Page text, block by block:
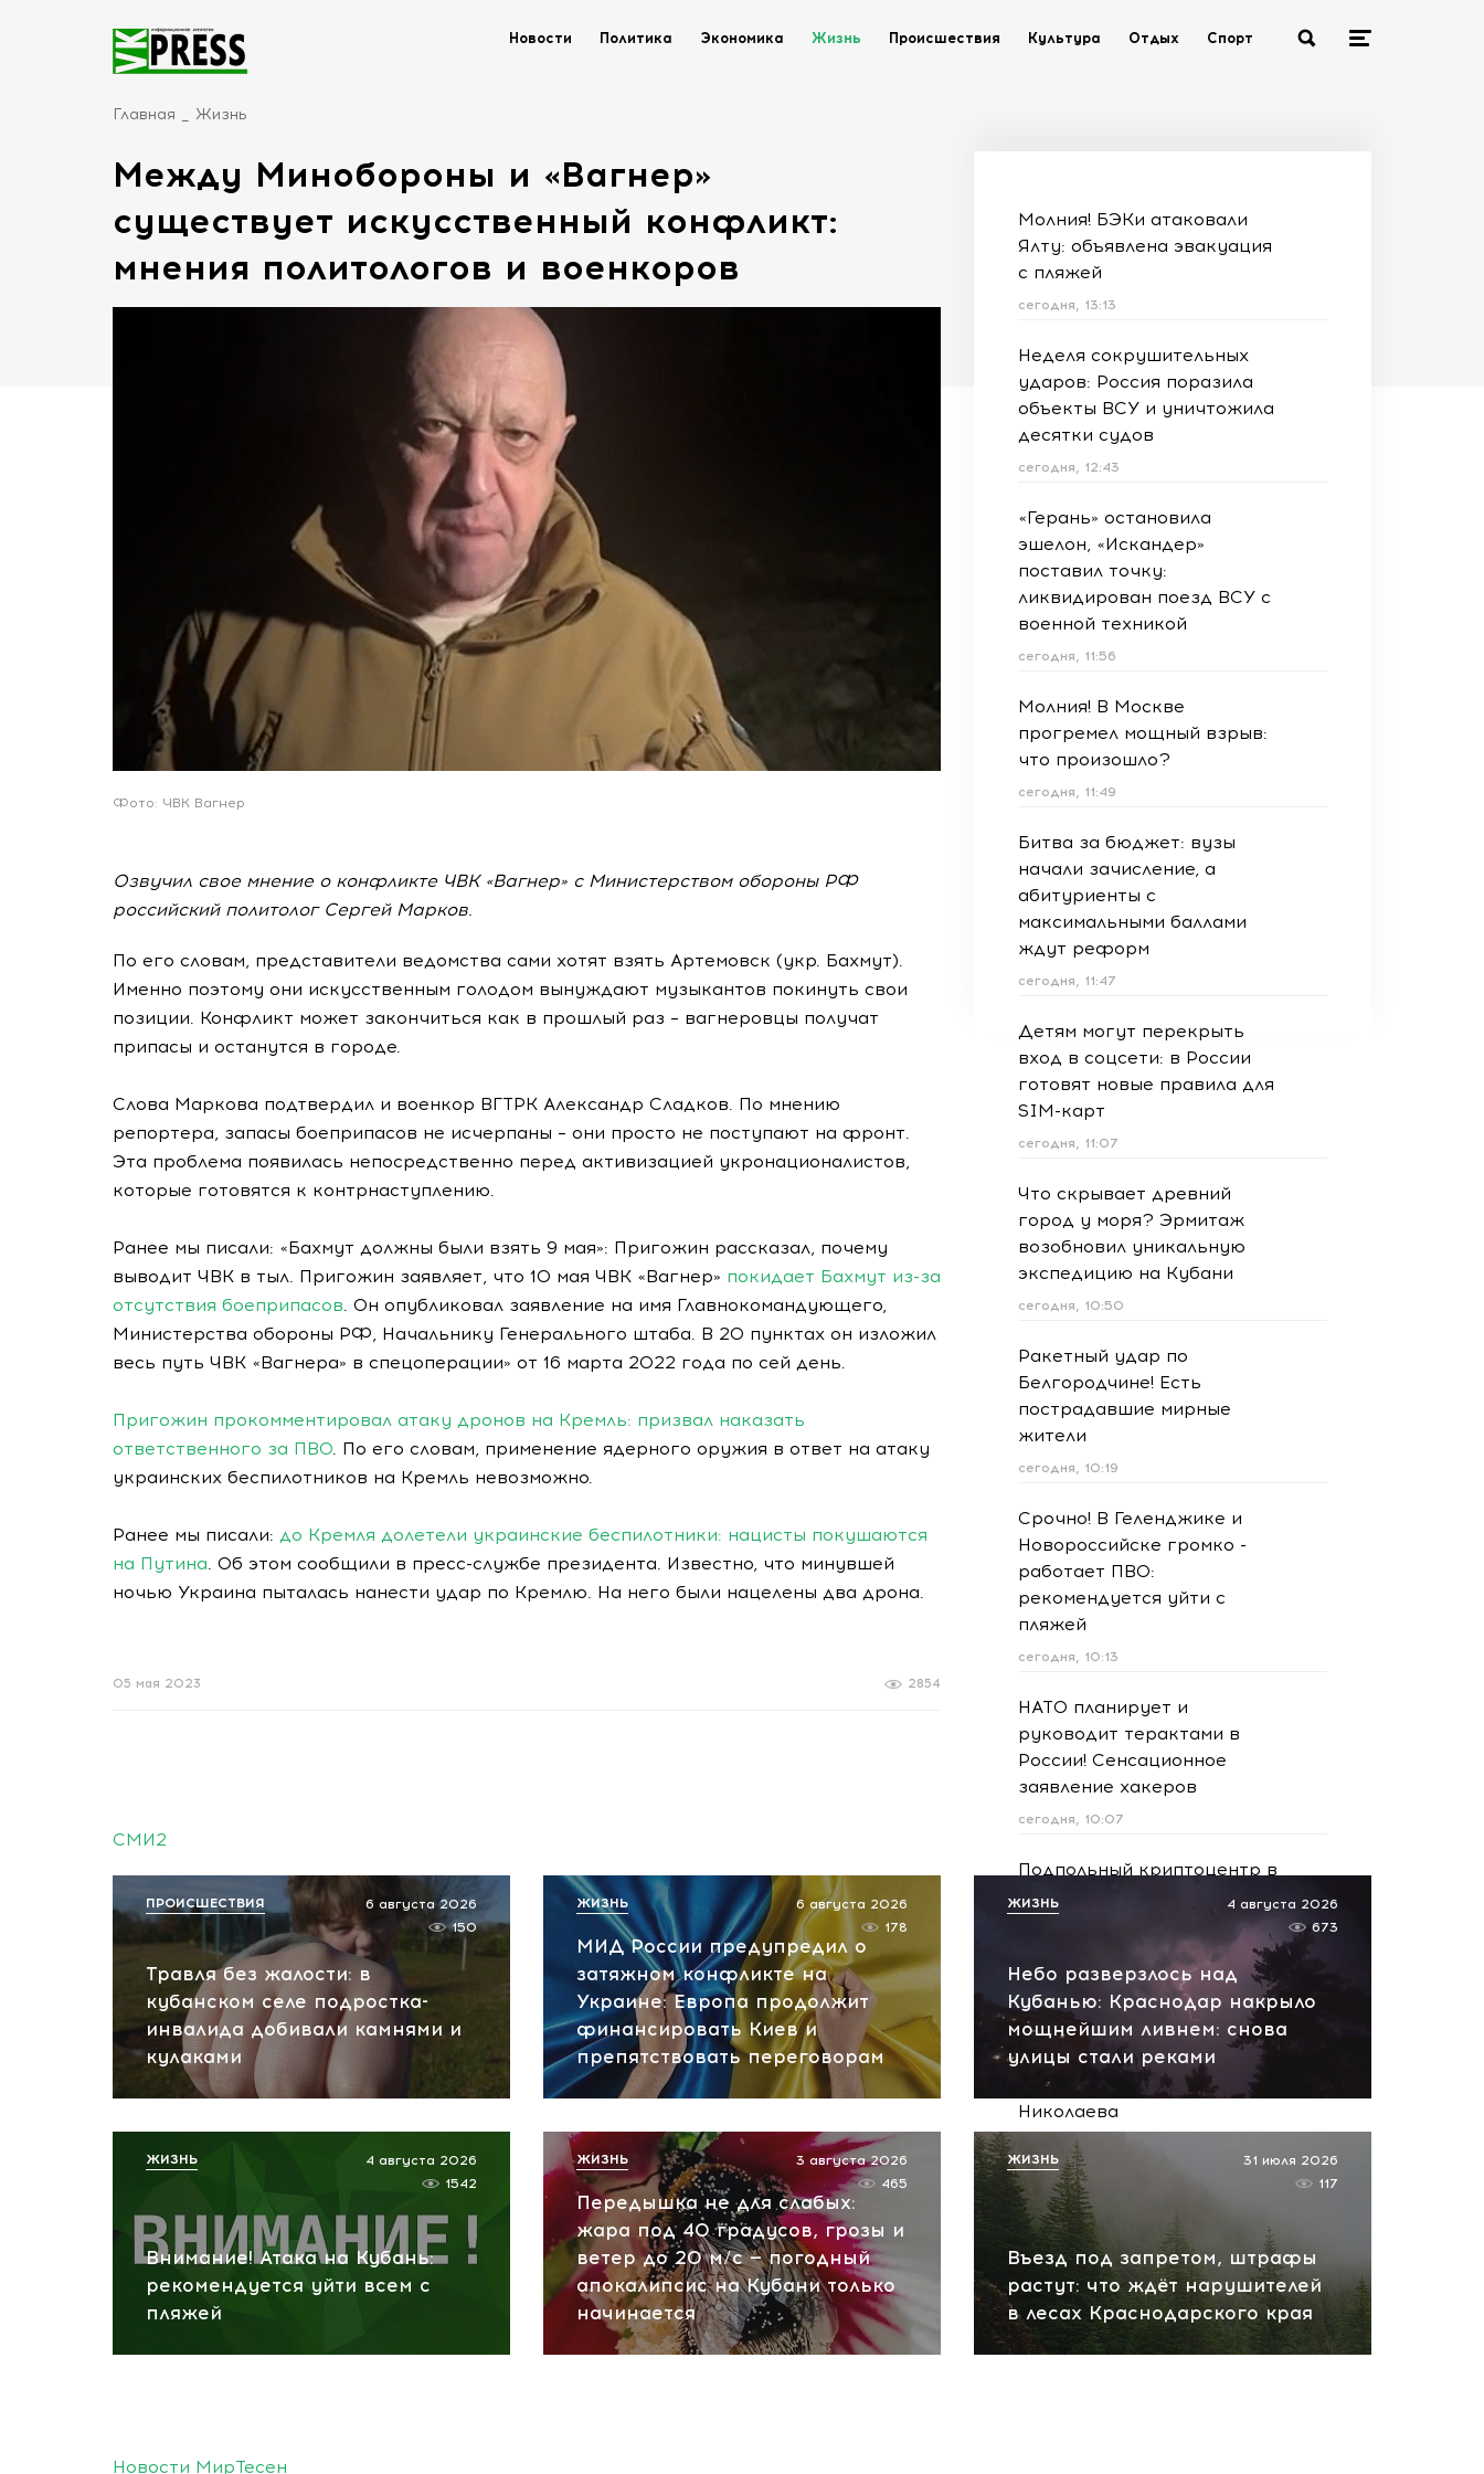
Новости Политика Экономика Жизнь Происшествия Культура Отдых Спорт
Главная Жизнь
Между Минобороны и «Вагнер»
существует искусственный конфликт:
мнения политологов и военкоров
Фото: ЧВК Вагнер
Озвучил свое мнение о конфликте ЧВК «Вагнер» с Министерством обороны РФ
российский политолог Сергей Марков.
По его словам, представители ведомства сами хотят взять Артемовск (укр. Бахмут).
Именно поэтому они искусственным голодом вынуждают музыкантов покинуть свои
позиции. Конфликт может закончиться как в прошлый раз – вагнеровцы получат
припасы и останутся в городе.
Слова Маркова подтвердил и военкор ВГТРК Александр Сладков. По мнению
репортера, запасы боеприпасов не исчерпаны – они просто не поступают на фронт.
Эта проблема появилась непосредственно перед активизацией укронационалистов,
которые готовятся к контрнаступлению.
Ранее мы писали: «Бахмут должны были взять 9 мая»: Пригожин рассказал, почему
выводит ЧВК в тыл. Пригожин заявляет, что 10 мая ЧВК «Вагнер» покидает Бахмут из-за
отсутствия боеприпасов. Он опубликовал заявление на имя Главнокомандующего,
Министерства обороны РФ, Начальнику Генерального штаба. В 20 пунктах он изложил
весь путь ЧВК «Вагнера» в спецоперации» от 16 марта 2022 года по сей день.
Пригожин прокомментировал атаку дронов на Кремль: призвал наказать
ответственного за ПВО. По его словам, применение ядерного оружия в ответ на атаку
украинских беспилотников на Кремль невозможно.
Ранее мы писали: до Кремля долетели украинские беспилотники: нацисты покушаются
на Путина. Об этом сообщили в пресс-службе президента. Известно, что минувшей
ночью Украина пыталась нанести удар по Кремлю. На него были нацелены два дрона.
2854
05 мая 2023
Молния! БЭКи атаковали
Ялту: объявлена эвакуация
с пляжей
сегодня, 13:13
Неделя сокрушительных
ударов: Россия поразила
объекты ВСУ и уничтожила
десятки судов
сегодня, 12:43
«Герань» остановила
эшелон, «Искандер»
поставил точку:
ликвидирован поезд ВСУ с
военной техникой
сегодня, 11:56
Молния! В Москве
прогремел мощный взрыв:
что произошло?
сегодня, 11:49
Битва за бюджет: вузы
начали зачисление, а
абитуриенты с
максимальными баллами
ждут реформ
сегодня, 11:47
Детям могут перекрыть
вход в соцсети: в России
готовят новые правила для
SIM-карт
сегодня, 11:07
Что скрывает древний
город у моря? Эрмитаж
возобновил уникальную
экспедицию на Кубани
сегодня, 10:50
Ракетный удар по
Белгородчине! Есть
пострадавшие мирные
жители
сегодня, 10:19
Срочно! В Геленджике и
Новороссийске громко -
работает ПВО:
рекомендуется уйти с
пляжей
сегодня, 10:13
НАТО планирует и
руководит терактами в
России! Сенсационное
заявление хакеров
сегодня, 10:07
Подпольный криптоцентр в
башнях «Москва-Сити»:
сегодня, 09:57
Сейчас! Поставки для ВСУ
сорваны: поражены три
сухогруза и судно в порту
Николаева
сегодня, 09:18
СМИ2
Травля без жалости: в
кубанском селе подростка-
инвалида добивали камнями и
кулаками
6 августа 2026
150
ПРОИСШЕСТВИЯ
МИД России предупредил о
затяжном конфликте на
Украине: Европа продолжит
финансировать Киев и
препятствовать переговорам
6 августа 2026
178
ЖИЗНЬ
Небо разверзлось над
Кубанью: Краснодар накрыло
мощнейшим ливнем: снова
улицы стали реками
4 августа 2026
673
ЖИЗНЬ
Внимание! Атака на Кубань:
рекомендуется уйти всем с
пляжей
4 августа 2026
1542
ЖИЗНЬ
Передышка не для слабых:
жара под 40 градусов, грозы и
ветер до 20 м/с — погодный
апокалипсис на Кубани только
начинается
3 августа 2026
465
ЖИЗНЬ
Въезд под запретом, штрафы
растут: что ждёт нарушителей
в лесах Краснодарского края
31 июля 2026
117
ЖИЗНЬ
Новости МирТесен